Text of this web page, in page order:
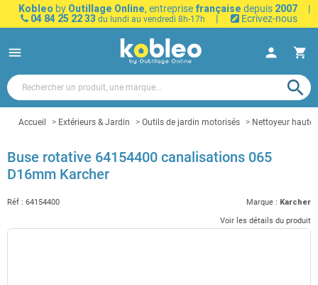
Kobleo by Outillage Online, entreprise française depuis 2007
|
04 84 25 22 33 du lundi au vendredi 8h-17h | Ecrivez-nous
menu person shopping_cart
search
Accueil Extérieurs & Jardin Outils de jardin motorisés Nettoyeur haute
Buse rotative 64154400 canalisations 065
D16mm Karcher
Réf : 64154400 Marque : Karcher
Voir les détails du produit